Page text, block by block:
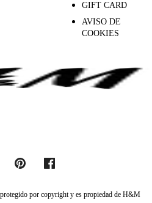
GIFT CARD
AVISO DE
COOKIES
por copyright y es propiedad de H&M